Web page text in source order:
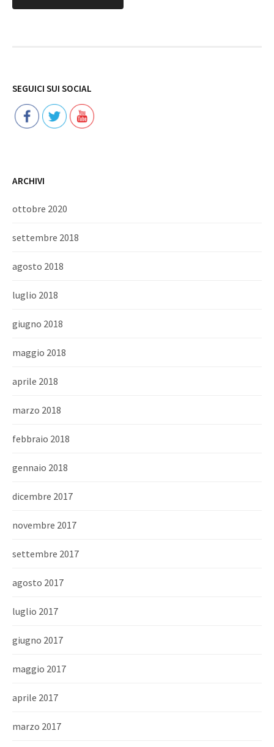
SEGUICI SUI SOCIAL
ARCHIVI
ottobre 2020
settembre 2018
agosto 2018
luglio 2018
giugno 2018
maggio 2018
aprile 2018
marzo 2018
febbraio 2018
gennaio 2018
dicembre 2017
novembre 2017
settembre 2017
agosto 2017
luglio 2017
giugno 2017
maggio 2017
aprile 2017
marzo 2017